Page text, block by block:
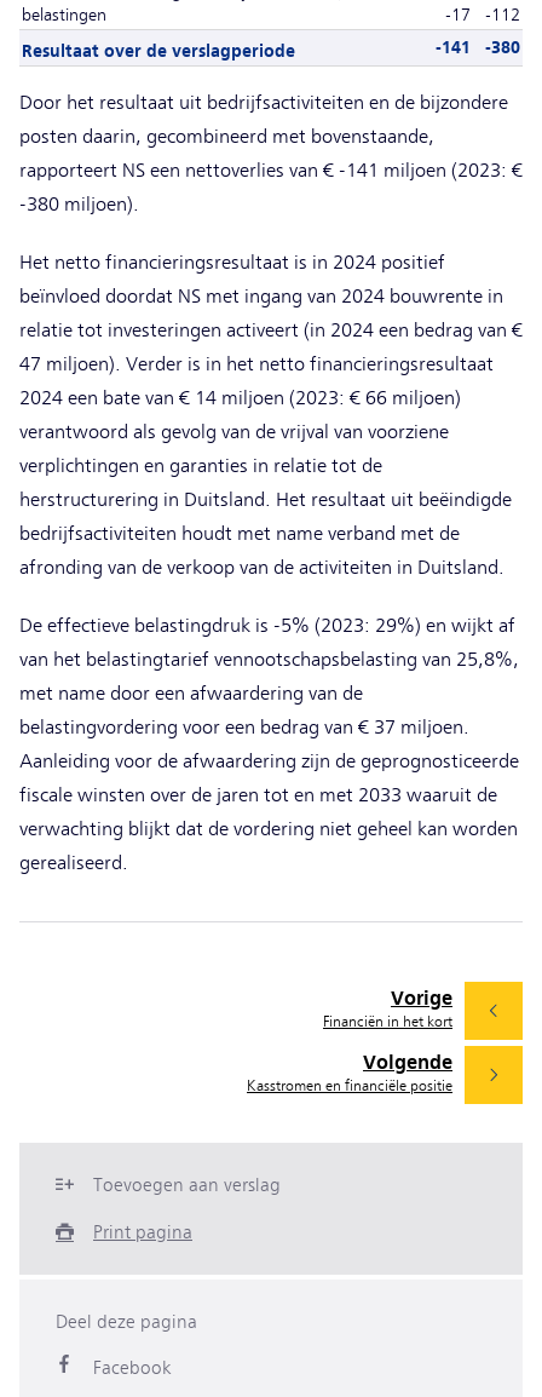
belastingen
-17
-112
Resultaat over de verslagperiode
-141 -380
Door het resultaat uit bedrijfsactiviteiten en de bijzondere
posten daarin, gecombineerd met bovenstaande,
rapporteert NS een nettoverlies van € -141 miljoen (2023: €
-380 miljoen).
Het netto financieringsresultaat is in 2024 positief
beïnvloed doordat NS met ingang van 2024 bouwrente in
relatie tot investeringen activeert (in 2024 een bedrag van €
47 miljoen). Verder is in het netto financieringsresultaat
2024 een bate van € 14 miljoen (2023: € 66 miljoen)
verantwoord als gevolg van de vrijval van voorziene
verplichtingen en garanties in relatie tot de
herstructurering in Duitsland. Het resultaat uit beëindigde
bedrijfsactiviteiten houdt met name verband met de
afronding van de verkoop van de activiteiten in Duitsland.
De effectieve belastingdruk is -5% (2023: 29%) en wijkt af
van het belastingtarief vennootschapsbelasting van 25,8%,
met name door een afwaardering van de
belastingvordering voor een bedrag van € 37 miljoen.
Aanleiding voor de afwaardering zijn de geprognosticeerde
fiscale winsten over de jaren tot en met 2033 waaruit de
verwachting blijkt dat de vordering niet geheel kan worden
gerealiseerd.
Volgende
Kasstromen en financiële positie
Vorige
Financiën in het kort
Toevoegen aan verslag
Print pagina
Deel deze pagina
Facebook